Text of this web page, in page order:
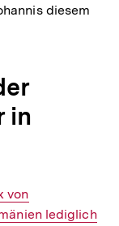
diesem
in
von
lediglich